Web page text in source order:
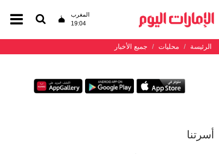
المغرب
19:04
الرئيسة محليات جميع الأخبار
أسرتنا